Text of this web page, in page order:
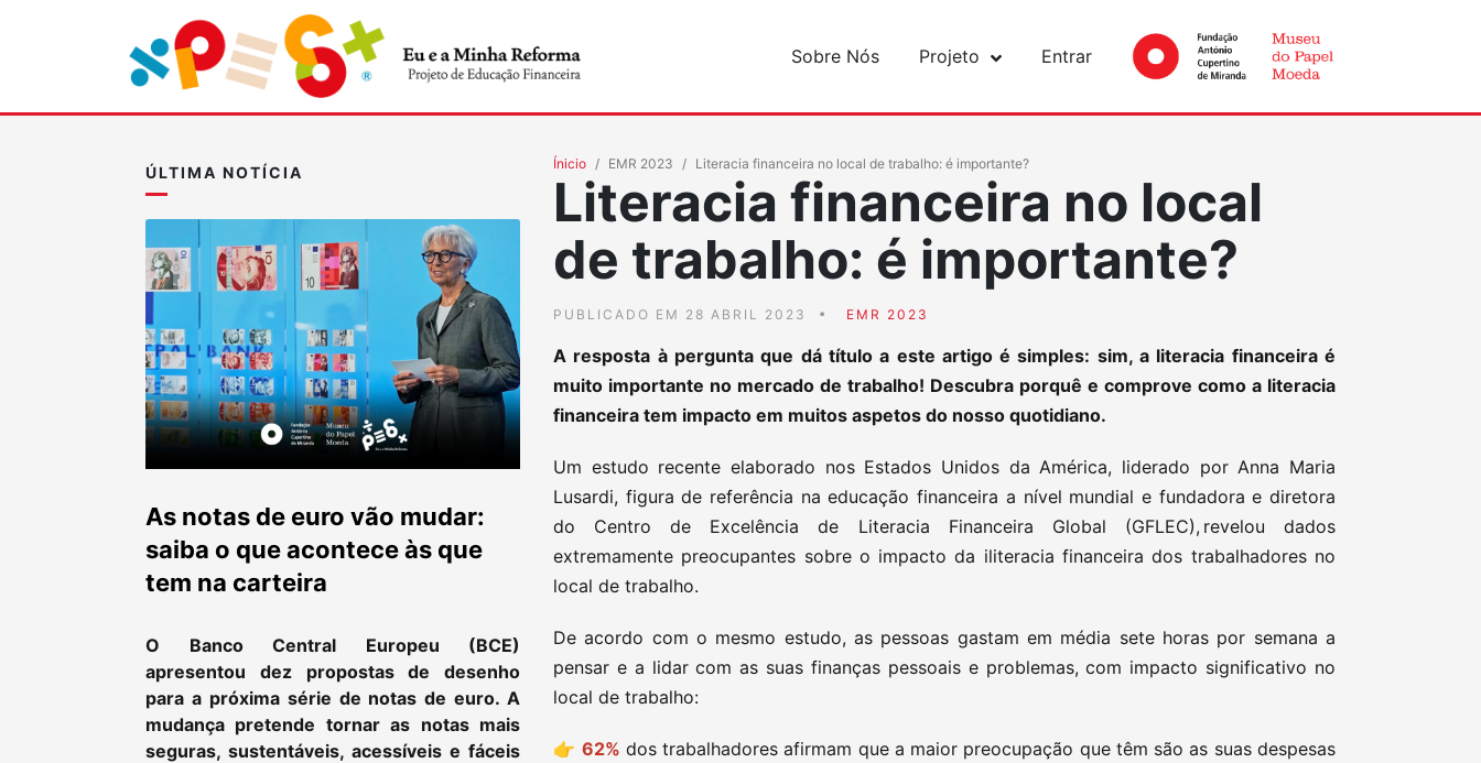
Sobre Nós Projeto Entrar
ÚLTIMA NOTÍCIA
As notas de euro vão mudar:
saiba o que acontece às que
tem na carteira
O Banco Central Europeu (BCE)
apresentou dez propostas de desenho
para a próxima série de notas de euro. A
mudança pretende tornar as notas mais
seguras, sustentáveis, acessíveis e fáceis
Ínicio EMR 2023 Literacia financeira no local de trabalho: é importante?
Literacia financeira no local
de trabalho: é importante?
PUBLICADO EM 28 ABRIL 2023 EMR 2023
A resposta à pergunta que dá título a este artigo é simples: sim, a literacia financeira é
muito importante no mercado de trabalho! Descubra porquê e comprove como a literacia
financeira tem impacto em muitos aspetos do nosso quotidiano.
Um estudo recente elaborado nos Estados Unidos da América, liderado por Anna Maria
Lusardi, figura de referência na educação financeira a nível mundial e fundadora e diretora
do Centro de Excelência de Literacia Financeira Global (GFLEC), revelou dados
extremamente preocupantes sobre o impacto da iliteracia financeira dos trabalhadores no
local de trabalho.
De acordo com o mesmo estudo, as pessoas gastam em média sete horas por semana a
pensar e a lidar com as suas finanças pessoais e problemas, com impacto significativo no
local de trabalho:
👉 62% dos trabalhadores afirmam que a maior preocupação que têm são as suas despesas